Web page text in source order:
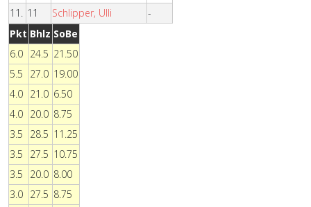
11. 11 Schlipper, Ulli
-
Pkt Bhlz SoBe
6.0 24.5 21.50
5.5
27.0 19.00
4.0 21.0 6.50
4.0 20.0 8.75
3.5
28.5 11.25
3.5
27.5 10.75
3.5
20.0 8.00
3.0 27.5 8.75